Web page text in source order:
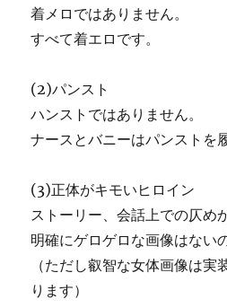
着メロではありません。
すべて着エロです。
(2)パンスト
ハンストではありません。
ナースとバニーはパンストを
(3)正体がキモいヒロイン
ストーリー、会話上での仄め
明確にゲロゲロな画像はない
（ただし叡智な女体画像は実
ります）